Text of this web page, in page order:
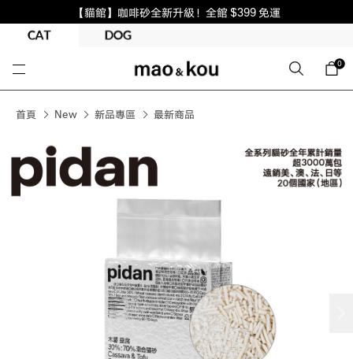
【貓館】咖啡砂全新升級！全館 $399 免運
0
首頁 New 新品專區 最新商品